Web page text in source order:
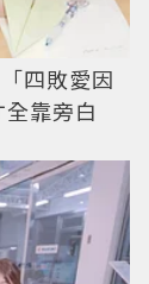
四敗愛因
靠旁白